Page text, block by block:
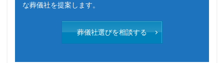
な葬儀社を提案します。
葬儀社選びを相談する